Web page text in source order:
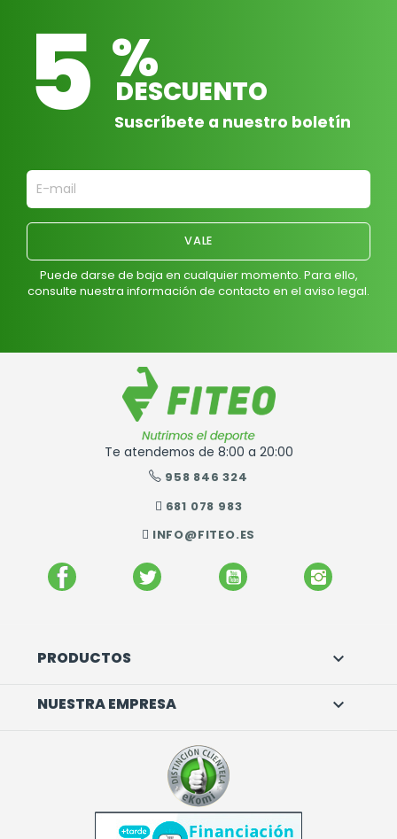
5 %
DESCUENTO
Suscríbete a nuestro boletín
Puede darse de baja en cualquier momento. Para ello,
consulte nuestra información de contacto en el aviso legal.
Te atendemos de 8:00 a 20:00
958 846 324
681 078 983
INFO@FITEO.ES
FACEBOOK TWITTER YOUTUBE
PRODUCTOS 
NUESTRA EMPRESA 